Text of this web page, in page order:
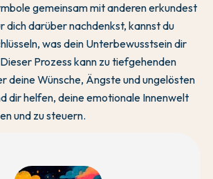
gemeinsam mit anderen erkundest
dich darüber nachdenkst, kannst du
was dein Unterbewusstsein dir
Prozess kann zu tiefgehenden
deine Wünsche, Ängste und ungelösten
dir helfen, deine emotionale Innenwelt
und zu steuern.